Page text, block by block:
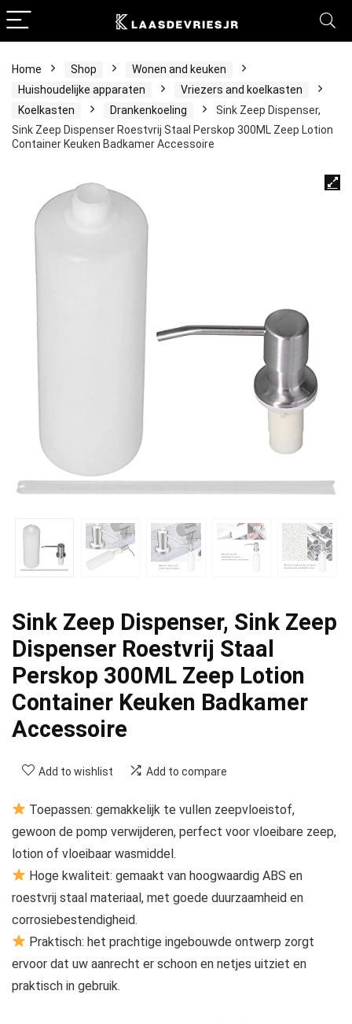
Home Shop
Wonen and keuken
Huishoudelijke apparaten
Vriezers and koelkasten
Koelkasten
Drankenkoeling
Sink Zeep Dispenser,
Sink Zeep Dispenser Roestvrij Staal Perskop 300ML Zeep Lotion
Container Keuken Badkamer Accessoire
Sink Zeep Dispenser, Sink Zeep
Dispenser Roestvrij Staal
Perskop 300ML Zeep Lotion
Container Keuken Badkamer
Accessoire
Add to wishlist Add to compare
Toepassen: gemakkelijk te vullen zeepvloeistof,
gewoon de pomp verwijderen, perfect voor vloeibare zeep,
lotion of vloeibaar wasmiddel.
Hoge kwaliteit: gemaakt van hoogwaardig ABS en
roestvrij staal materiaal, met goede duurzaamheid en
corrosiebestendigheid.
Praktisch: het prachtige ingebouwde ontwerp zorgt
ervoor dat uw aanrecht er schoon en netjes uitziet en
praktisch in gebruik.